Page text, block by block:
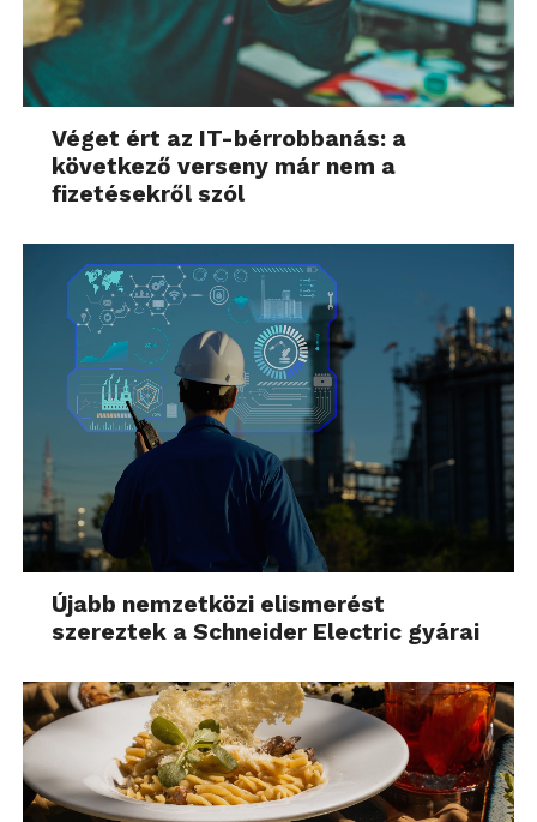
Véget ért az IT-bérrobbanás: a
következő verseny már nem a
fizetésekről szól
Újabb nemzetközi elismerést
szereztek a Schneider Electric gyárai